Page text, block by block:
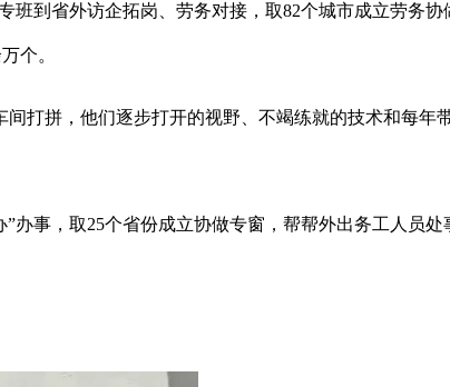
省外访企拓岗、劳务对接，取82个城市成立劳务协
个。
拼，他们逐步打开的视野、不竭练就的技术和每年
事，取25个省份成立协做专窗，帮帮外出务工人员